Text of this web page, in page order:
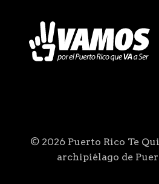
© 2026 Puerto Rico Te
archipiélago de